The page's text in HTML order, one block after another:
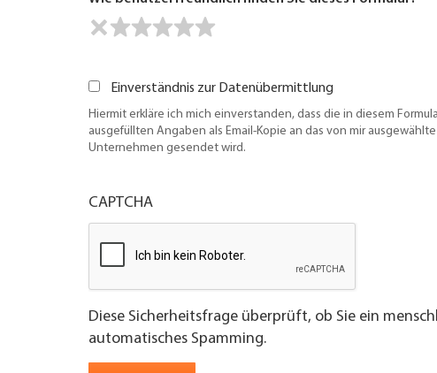
Einverständnis zur Datenübermittlung
Hiermit erkläre ich mich einverstanden, dass die in diesem
ausgefüllten Angaben als Email-Kopie an das von mir ausgewählte
Unternehmen gesendet wird.
CAPTCHA
Diese Sicherheitsfrage überprüft, ob Sie ein
automatisches Spamming.